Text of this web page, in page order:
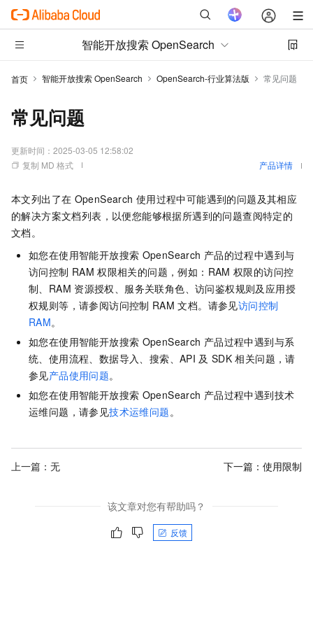
智能开放搜索 OpenSearch
首页 智能开放搜索 OpenSearch OpenSearch-行业算法版 常见问题
常见问题
更新时间： 2025-03-05 12:58:02
复制 MD 格式
产品详情
本文列出了在 OpenSearch 使用过程中可能遇到的问题及其相应
的解决方案文档列表，以便您能够根据所遇到的问题查阅特定的
文档。
如您在使用智能开放搜索 OpenSearch 产品的过程中遇到与
访问控制 RAM 权限相关的问题，例如：RAM 权限的访问控
制、RAM 资源授权、服务关联角色、访问鉴权规则及应用授
权规则等，请参阅访问控制 RAM 文档。请参见访问控制
RAM。
如您在使用智能开放搜索 OpenSearch 产品过程中遇到与系
统、使用流程、数据导入、搜索、API 及 SDK 相关问题，请
参见产品使用问题。
如您在使用智能开放搜索 OpenSearch 产品过程中遇到技术
运维问题，请参见技术运维问题。
上一篇：无 下一篇： 使用限制
该文章对您有帮助吗？
反馈